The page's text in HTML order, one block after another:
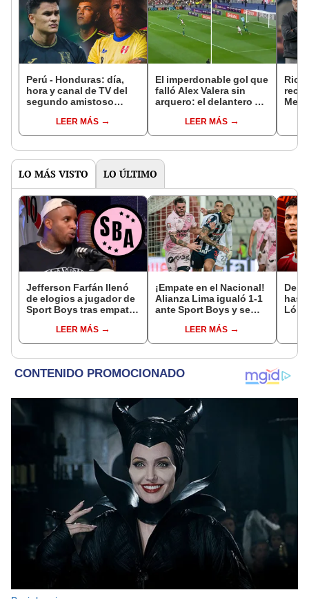
Perú - Honduras: día,
hora y canal de TV del
segundo amistoso
FIFA 2026LEER MÁS
El imperdonable gol que
falló Alex Valera sin
arquero: el delantero no
descuento de Perú ante
Senegal
LEER MÁS
una
LO MÁS VISTO LO ÚLTIMO
Jefferson Farfán llenó
de elogios a jugador de
Sport Boys tras empate
"Ojalá puedas volver
pronto a tu casa"
LEER MÁS
¡Empate en el Nacional!
Alianza Lima igualó 1-1
ante Sport Boys y se
lugar del Torneo
Clausura 2026
LEER MÁS